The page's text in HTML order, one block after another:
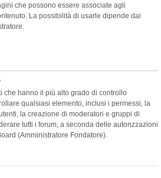
che possono essere associate agli
La possibilità di usarle dipende dai
che hanno il più alto grado di controllo
qualsiasi elemento, inclusi i permessi, la
la creazione di moderatori e gruppi di
tutti i forum, a seconda delle autorizzazioni
(Amministratore Fondatore).